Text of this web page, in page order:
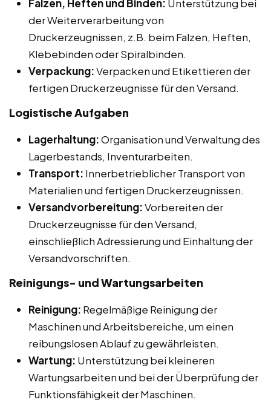
Falzen, Heften und Binden: Unterstützung bei
der Weiterverarbeitung von
Druckerzeugnissen, z.B. beim Falzen, Heften,
Klebebinden oder Spiralbinden.
Verpackung:Verpacken und Etikettieren der
fertigen Druckerzeugnisse für den Versand.
Logistische Aufgaben
Lagerhaltung:Organisation und Verwaltung des
Lagerbestands, Inventurarbeiten.
Transport: Innerbetrieblicher Transport von
Materialien und fertigen Druckerzeugnissen.
Versandvorbereitung:Vorbereiten der
Druckerzeugnisse für den Versand,
einschließlich Adressierung und Einhaltung der
Versandvorschriften.
Reinigungs- und Wartungsarbeiten
Reinigung: Regelmäßige Reinigung der
Maschinen und Arbeitsbereiche, um einen
reibungslosen Ablauf zu gewährleisten.
Wartung: Unterstützung bei kleineren
Wartungsarbeiten und bei der Überprüfung der
Funktionsfähigkeit der Maschinen.